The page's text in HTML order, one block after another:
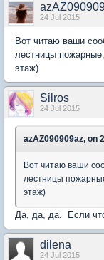
24 Jul 2015
Вот читаю ваши
лестницы
этаж)
Silros
24 Jul 2015
azAZ090909az, on
Вот читаю ваши
лестницы
этаж)
Да, да, да. Если
dilena
24 Jul 2015